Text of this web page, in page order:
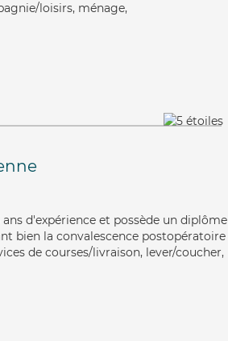
loisirs, ménage,
d'expérience et possède un diplôme
bien la convalescence postopératoire
de courses/livraison, lever/coucher,